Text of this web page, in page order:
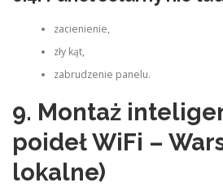
zacienienie,
zły kąt,
zabrudzenie panelu.
9. Montaż
poideł WiFi –
lokalne)